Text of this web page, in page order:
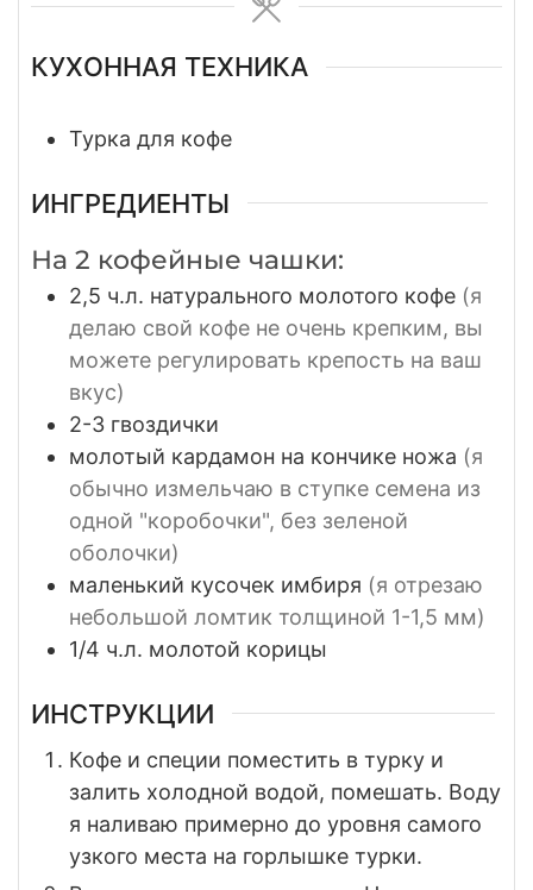
КУХОННАЯ ТЕХНИКА
Турка для кофе
ИНГРЕДИЕНТЫ
На 2 кофейные чашки:
2,5 ч.л. натурального молотого кофе (я
делаю свой кофе не очень крепким, вы
можете регулировать крепость на ваш
вкус)
2-3 гвоздички
молотый кардамон на кончике ножа (я
обычно измельчаю в ступке семена из
одной "коробочки", без зеленой
оболочки)
маленький кусочек имбиря (я отрезаю
небольшой ломтик толщиной 1-1,5 мм)
1/4 ч.л. молотой корицы
ИНСТРУКЦИИ
Кофе и специи поместить в турку и
залить холодной водой, помешать. Воду
я наливаю примерно до уровня самого
узкого места на горлышке турки.